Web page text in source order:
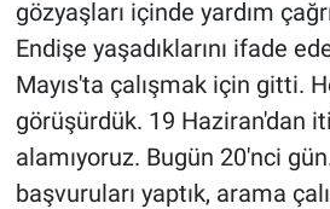
gözyaşları içinde yardım
Endişe yaşadıklarını ifade
Mayıs'ta çalışmak için gitti.
görüşürdük. 19 Haziran'dan
alamıyoruz. Bugün 20'nci
başvuruları yaptık, arama